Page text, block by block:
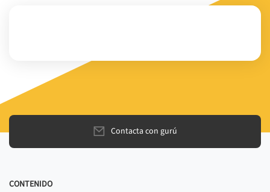
Contacta con gurú
CONTENIDO